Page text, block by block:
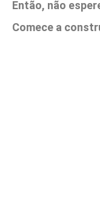
Então, não
Comece a